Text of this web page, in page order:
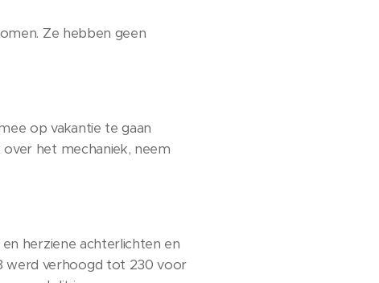
Ze hebben geen
op vakantie te gaan
het mechaniek, neem
herziene achterlichten en
werd verhoogd tot 230 voor